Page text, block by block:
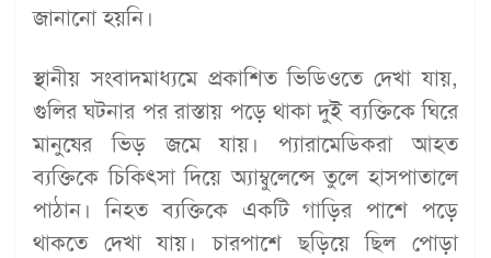
জানানো হয়নি।
স্থানীয় সংবাদমাধ্যমে প্রকাশিত ভিডিওতে দেখা যায়,
গুলির ঘটনার পর রাস্তায় পড়ে থাকা দুই ব্যক্তিকে ঘিরে
মানুষের ভিড় জমে যায়। প্যারামেডিকরা আহত
ব্যক্তিকে চিকিৎসা দিয়ে অ্যাম্বুলেন্সে তুলে হাসপাতালে
পাঠান। নিহত ব্যক্তিকে একটি গাড়ির পাশে পড়ে
থাকতে দেখা যায়। চারপাশে ছড়িয়ে ছিল পোড়া